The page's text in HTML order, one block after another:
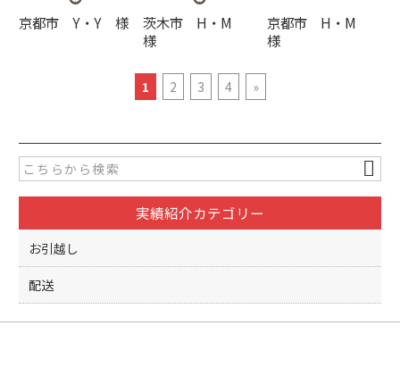
京都市 Y・Y 様
茨木市 H・M
様
京都市 H・M
様
1 2 3 4 »
実績紹介カテゴリー
お引越し
配送